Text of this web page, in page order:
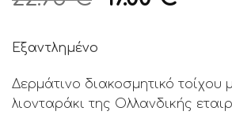
Εξαντλημένο
Δερμάτινο διακοσμητικό τοίχου
λιονταράκι της Ολλανδικής